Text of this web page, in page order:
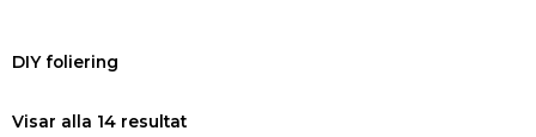
DIY foliering
Visar alla 14 resultatefter